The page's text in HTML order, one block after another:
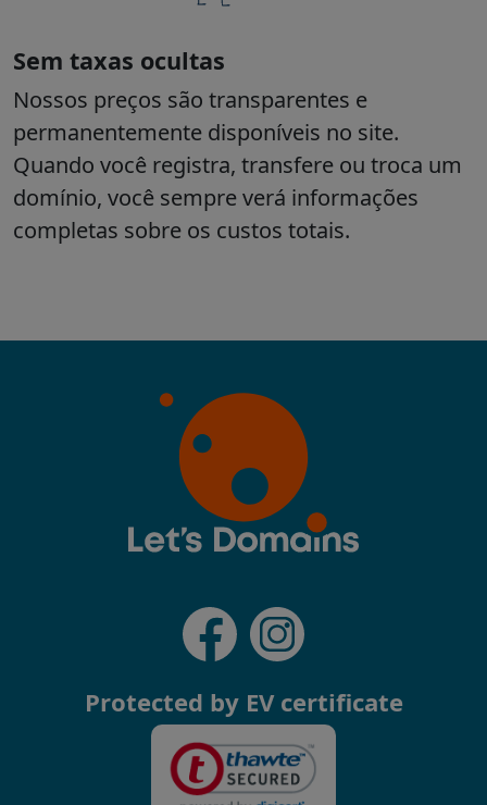
Protected by EV certificate